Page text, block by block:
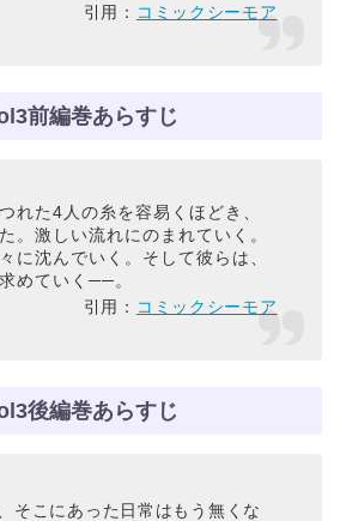
引用： コミックシーモア
前編巻あらすじ
れた4人の糸を容易くほどき、
。激しい流れにのまれていく。
に沈んでいく。そして彼らは、
めていく──。
引用： コミックシーモア
後編巻あらすじ
そこにあった日常はもう無くな